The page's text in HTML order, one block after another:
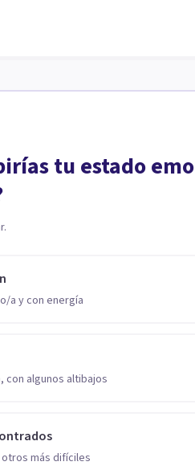
tu estado
a y con energía
con algunos altibajos
más difíciles